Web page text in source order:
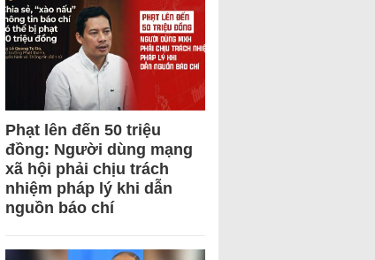
Phạt lên đến 50 triệu
đồng: Người dùng mạng
xã hội phải chịu trách
nhiệm pháp lý khi dẫn
nguồn báo chí